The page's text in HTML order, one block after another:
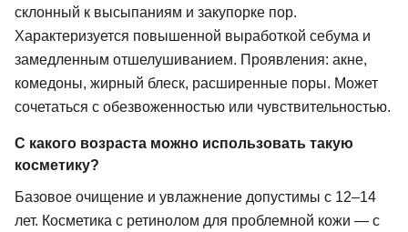
склонный к высыпаниям и закупорке пор.
Характеризуется повышенной выработкой себума и
замедленным отшелушиванием. Проявления: акне,
комедоны, жирный блеск, расширенные поры. Может
сочетаться с обезвоженностью или чувствительностью.
С какого возраста можно использовать такую
косметику?
Базовое очищение и увлажнение допустимы с 12–14
лет. Косметика с ретинолом для проблемной кожи — с